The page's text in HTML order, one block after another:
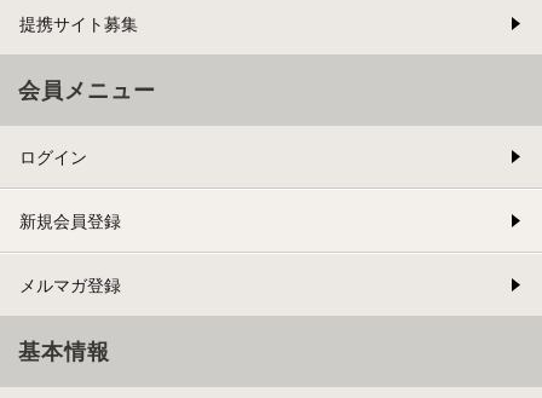
提携サイト募集
会員メニュー
ログイン
新規会員登録
メルマガ登録
基本情報